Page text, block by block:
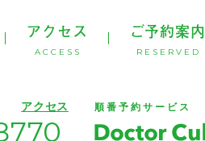
アクセス
ACCESS
ご予約案内
RESERVED
アクセス 順番予約サービス